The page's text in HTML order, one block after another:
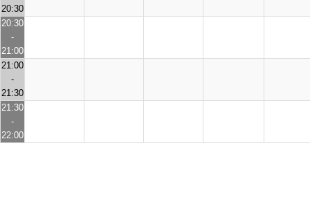
20:30
20:30
-
21:00
21:00
-
21:30
21:30
-
22:00